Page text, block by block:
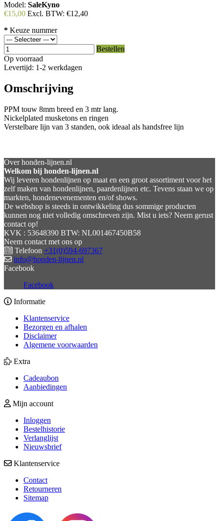
Model: SaleKyno
€15,00 Excl. BTW: €12,40
* Keuze nummer
Bestellen
Op voorraad
Levertijd: 1-2 werkdagen
Omschrijving
PPM touw 8mm breed en 3 mtr lang.
Nickelplated musketons en ringen
Verstelbare lijn van 3 standen, ook ideaal als handsfree lijn
Over honden-lijnen.nl
Welkom bij honden-lijnen.nl
Wij leveren hondenlijnen op maat en een groot assortiment voor het
zelf maken van hondenlijnen, paardenlijnen etc. Tevens staan we op
markten, hondenevenementen en/of shows.
De webshop is steeds in ontwikkeling dus sommige producten
kunnen nog niet volledig omschreven zijn. Mist u iets? Neem gerust
contact op!
KVK : 53648390 BTW: NL001467450B58
Neem contact met ons op
Telefoon +31(0)594-697367
info@honden-lijnen.nl
Facebook
Facebook
Informatie
Klantenservice
Bezorgen en afhalen
Disclaimer
Algemene voorwaarden
Extra
Cadeaubon
Aanbiedingen
Mijn account
Inloggen
Bestelhistorie
Verlanglijst
Nieuwsbrief
Klantenservice
Contact
Retourneren
Sitemap